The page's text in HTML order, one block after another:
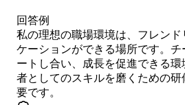
回答例
私の理想の職場環境は、フレン
ケーションができる場所です。
ートし合い、成長を促進できる
者としてのスキルを磨くための
要です。